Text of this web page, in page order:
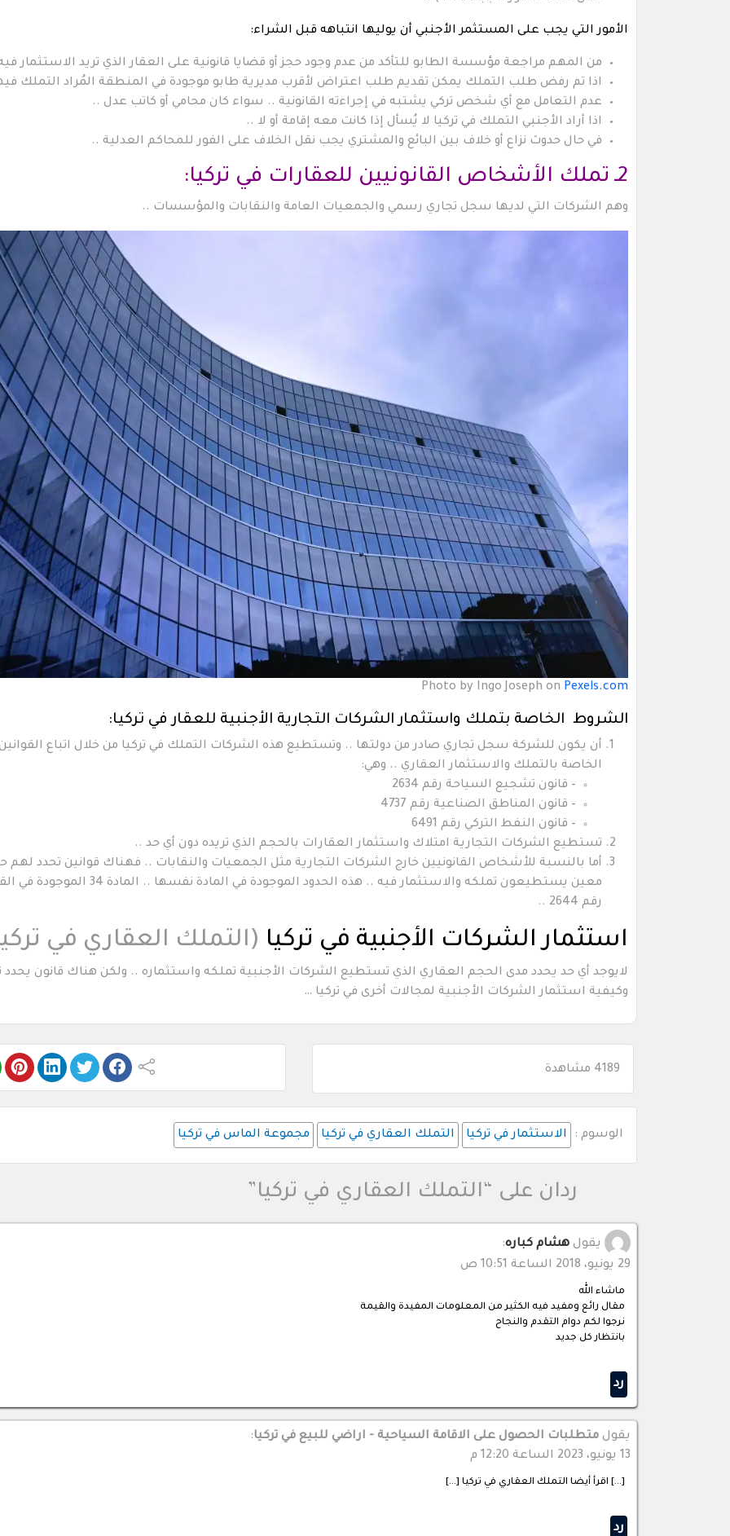
الأمور التي يجب على المستثمر الأجنبي أن يوليها انتباهه قبل الشراء:
من المهم مراجعة مؤسسة الطابو للتأكد من عدم وجود حجز أو قضايا قانونية على العقار الذي تريد الاستثمار
اذا تم رفض طلب التملك يمكن تقديم طلب اعتراض لأقرب مديرية طابو موجودة في المنطقة المُراد التملك
عدم التعامل مع أي شخص تركي يشتبه في إجراءته القانونية .. سواء كان محامي أو كاتب عدل ..
اذا أراد الأجنبي التملك في تركيا لا يُسأل إذا كانت معه إقامة أو لا ..
في حال حدوث نزاع أو خلاف بين البائع والمشتري يجب نقل الخلاف على الفور للمحاكم العدلية ..
2ـ تملك الأشخاص القانونيين للعقارات في تركيا:
وهم الشركات التي لديها سجل تجاري رسمي والجمعيات العامة والنقابات والمؤسسات ..
Photo by Ingo Joseph on Pexels.com
الشروط الخاصة بتملك واستثمار الشركات التجارية الأجنبية للعقار في تركيا:
أن يكون للشركة سجل تجاري صادر من دولتها .. وتستطيع هذه الشركات التملك في تركيا من خلال اتباع
الخاصة بالتملك والاستثمار العقاري .. وهي:
– قانون تشجيع السياحة رقم 2634
– قانون المناطق الصناعية رقم 4737
– قانون النفط التركي رقم 6491
تستطيع الشركات التجارية امتلاك واستثمار العقارات بالحجم الذي تريده دون أي حد ..
أما بالنسبة للأشخاص القانونيين خارج الشركات التجارية مثل الجمعيات والنقابات .. فهناك قوانين تحدد لهم
معين يستطيعون تملكه والاستثمار فيه .. هذه الحدود الموجودة في المادة نفسها ..
رقم 2644 ..
استثمار الشركات الأجنبية في تركيا (التملك العقاري في
لايوجد أي حد يحدد مدى الحجم العقاري الذي تستطيع الشركات الأجنبية تملكه واستثماره .. ولكن هناك قانون يحدد
وكيفية استثمار الشركات الأجنبية لمجالات أخرى في تركيا …
4189 مشاهدة
الوسوم : الاستثمار في تركيا التملك العقاري في تركيا مجموعة الماس في تركيا
ردان على “التملك العقاري في تركيا”
يقول هشام كباره:
29 يونيو، 2018 الساعة 10:51 ص
ماشاء الله
مقال رائع ومفيد فيه الكثير من المعلومات المفيدة والقيمة
نرجوا لكم دوام التقدم والنجاح
بانتظار كل جديد
رد
يقول متطلبات الحصول على الاقامة السياحية - اراضي للبيع في تركيا:
13 يونيو، 2023 الساعة 12:20 م
[…] اقرأ أيضا التملك العقاري في تركيا […]
رد